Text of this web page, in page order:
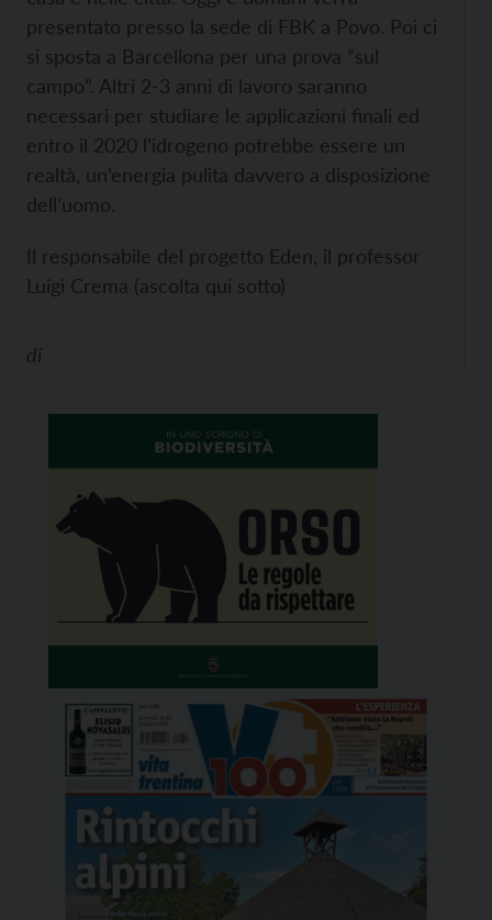
presentato presso la sede di FBK a Povo. Poi ci
si sposta a Barcellona per una prova “sul
campo”. Altri 2-3 anni di lavoro saranno
necessari per studiare le applicazioni finali ed
entro il 2020 l’idrogeno potrebbe essere un
realtà, un’energia pulita davvero a disposizione
dell’uomo.
Il responsabile del progetto Eden, il professor
Luigi Crema (ascolta qui sotto)
di